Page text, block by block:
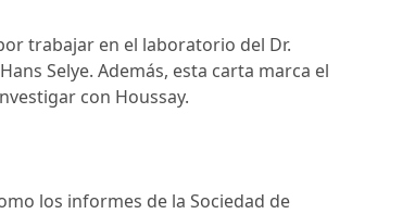
trabajar en el laboratorio del Dr.
Selye. Además, esta carta marca el
con Houssay.
los informes de la Sociedad de